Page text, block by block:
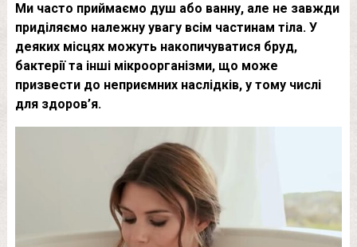
Ми часто приймаємо душ або ванну, але не завжди
приділяємо належну увагу всім частинам тіла. У
деяких місцях можуть накопичуватися бруд,
бактерії та інші мікроорганізми, що може
призвести до неприємних наслідків, у тому числі
для здоров’я.